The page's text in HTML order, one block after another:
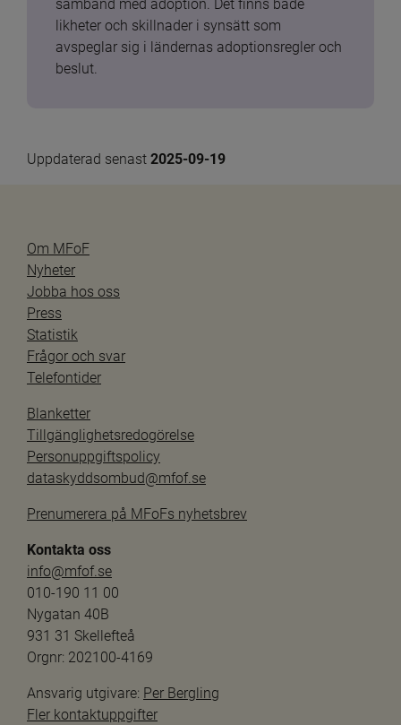
samband med adoption. Det finns både
likheter och skillnader i synsätt som
avspeglar sig i ländernas adoptionsregler och
beslut.
Uppdaterad senast 2025-09-19
Om MFoF
Nyheter
Jobba hos oss
Press
Statistik
Frågor och svar
Telefontider
Blanketter
Tillgänglighetsredogörelse
Personuppgiftspolicy
dataskyddsombud@mfof.se
Prenumerera på MFoFs nyhetsbrev
Kontakta oss
info@mfof.se
010-190 11 00
Nygatan 40B
931 31 Skellefteå
Orgnr: 202100-4169
Ansvarig utgivare: Per Bergling
Fler kontaktuppgifter